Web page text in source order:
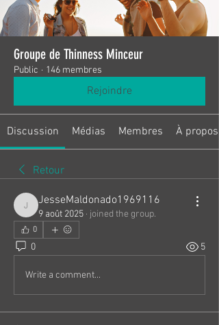
Groupe de Thinness Minceur
Public · 146 membres
Rejoindre
Discussion Médias Membres À propos
Retour
JesseMaldonado1969116
JesseMaldonado1969116
9 août 2025 · joined the group.
0
0 5
Write a comment...